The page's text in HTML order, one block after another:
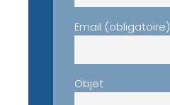
Email (obligatoire)
Objet